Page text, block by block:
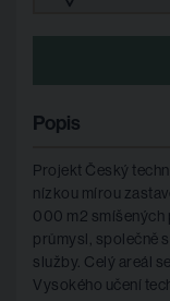
Popis
Projekt Český
nízkou mírou
000 m2 smíšených
průmysl, společně
služby. Celý areál
Vysokého učení